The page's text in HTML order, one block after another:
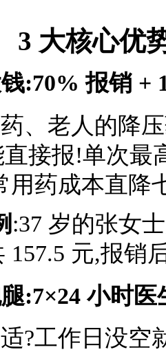
3 大核心优
:70% 报销 +
、老人的降
接报!单次最
用药成本直降
:37 岁的张女
157.5 元,报销
:7×24 小时
?工作日没空